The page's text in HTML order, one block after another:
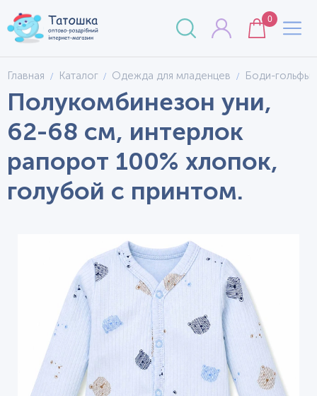
0
Главная Каталог Одежда для младенцев Боди-гольфы
Полукомбинезон уни,
62-68 см, интерлок
рапорот 100% хлопок,
голубой с принтом.